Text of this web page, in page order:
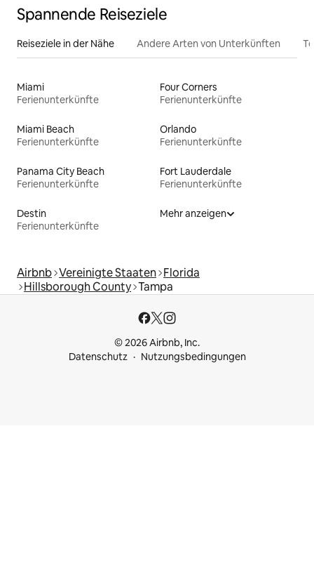
Spannende Reiseziele
Reiseziele in der Nähe Andere Arten von Unterkünften
Miami
Ferienunterkünfte
Four Corners
Ferienunterkünfte
Miami Beach
Ferienunterkünfte
Orlando
Ferienunterkünfte
Panama City Beach
Ferienunterkünfte
Fort Lauderdale
Ferienunterkünfte
Destin
Ferienunterkünfte
Mehr anzeigen
Airbnb Vereinigte Staaten Florida
Hillsborough County Tampa
© 2026 Airbnb, Inc.
Datenschutz
Nutzungsbedingungen